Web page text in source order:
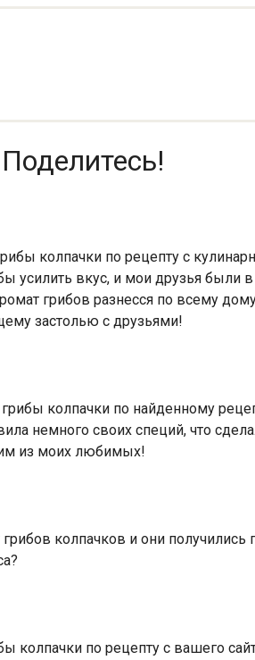
колпачки по рецепту с
усилить вкус, и мои друзья были
грибов разнесся по всему
застолью с друзьями!
колпачки по найденному
немного своих специй, что
из моих любимых!
колпачков и они
колпачки по рецепту с вашего